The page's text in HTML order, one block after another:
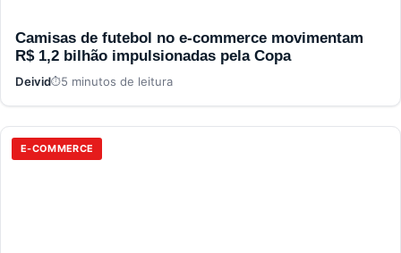
Camisas de futebol no e-commerce movimentam
R$ 1,2 bilhão impulsionadas pela Copa
Deivid 5 minutos de leitura
E-COMMERCE